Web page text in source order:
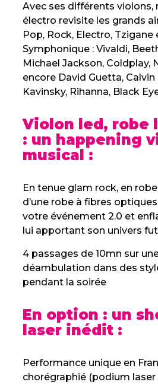
Avec ses différents
électro revisite les grands
Pop, Rock, Electro, Tzigane
Symphonique : Vivaldi,
Michael Jackson, Coldplay,
encore David Guetta, Calvin
Kavinsky, Rihanna, Black
Violon led, robe
: un happening
musical :
En tenue glam rock, en
d’une robe à fibres
votre événement 2.0 et
lui apportant son univers
4 passages de 10mn sur
déambulation dans des
pendant la soirée
En option : un
laser inédit :
Performance unique en
chorégraphié (podium laser